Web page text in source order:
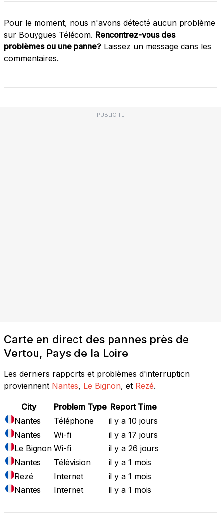
Pour le moment, nous n'avons détecté aucun problème
sur Bouygues Télécom. Rencontrez-vous des
problèmes ou une panne? Laissez un message dans les
commentaires.
PUBLICITÉ
Carte en direct des pannes près de
Vertou, Pays de la Loire
Les derniers rapports et problèmes d'interruption
proviennent Nantes, Le Bignon, et Rezé.
City Problem Type Report Time
Nantes
Téléphone
il y a 10 jours
Nantes
Wi-fi
il y a 17 jours
Le Bignon Wi-fi
il y a 26 jours
Nantes
Télévision
il y a 1 mois
Rezé
Internet
il y a 1 mois
Nantes
Internet il y a 1 mois